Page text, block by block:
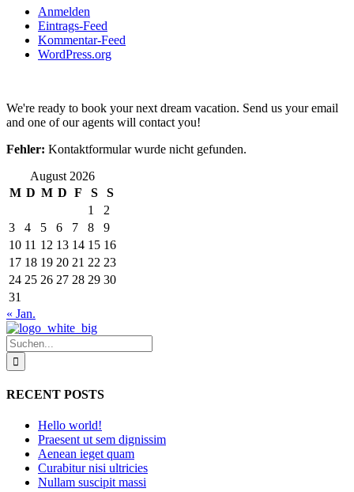
Anmelden
Eintrags-Feed
Kommentar-Feed
WordPress.org
We're ready to book your next dream vacation. Send us your email
and one of our agents will contact you!
Fehler: Kontaktformular wurde nicht gefunden.
August 2026
M D M D F S
S
1
2
3
4 5 6 7 8
9
10 11 12 13 14 15 16
17 18 19 20 21 22 23
24 25 26 27 28 29 30
31
« Jan.
Suche
nach:
RECENT POSTS
Hello world!
Praesent ut sem dignissim
Aenean ieget quam
Curabitur nisi ultricies
Nullam suscipit massi